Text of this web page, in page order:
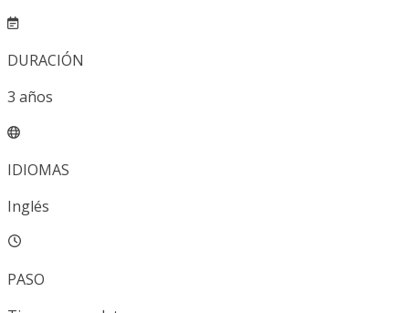
DURACIÓN
3 años
IDIOMAS
Inglés
PASO